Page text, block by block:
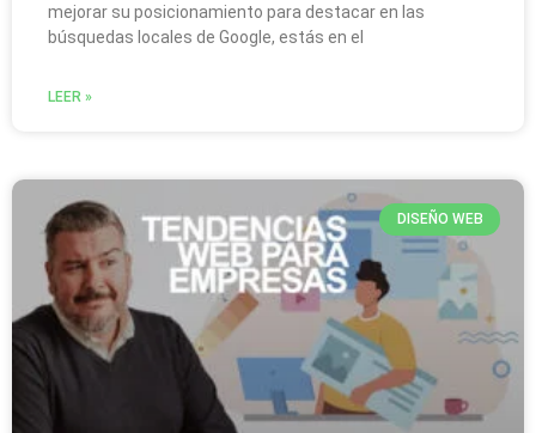
mejorar su posicionamiento para destacar en las
búsquedas locales de Google, estás en el
LEER »
DISEÑO WEB